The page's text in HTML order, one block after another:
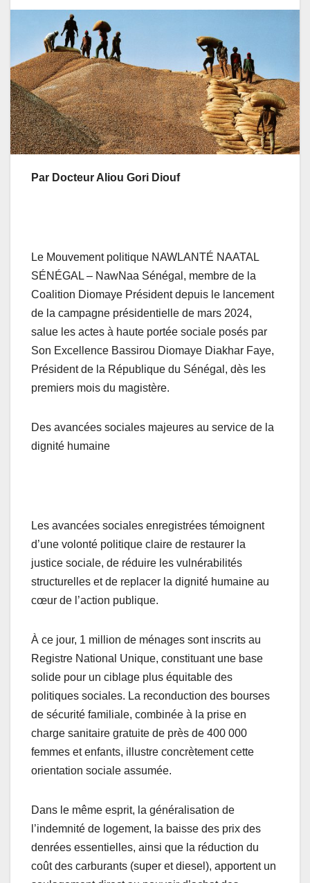
Par Docteur Aliou Gori Diouf
Le Mouvement politique NAWLANTÉ NAATAL
SÉNÉGAL – NawNaa Sénégal, membre de la
Coalition Diomaye Président depuis le lancement
de la campagne présidentielle de mars 2024,
salue les actes à haute portée sociale posés par
Son Excellence Bassirou Diomaye Diakhar Faye,
Président de la République du Sénégal, dès les
premiers mois du magistère.
Des avancées sociales majeures au service de la
dignité humaine
Les avancées sociales enregistrées témoignent
d’une volonté politique claire de restaurer la
justice sociale, de réduire les vulnérabilités
structurelles et de replacer la dignité humaine au
cœur de l’action publique.
À ce jour, 1 million de ménages sont inscrits au
Registre National Unique, constituant une base
solide pour un ciblage plus équitable des
politiques sociales. La reconduction des bourses
de sécurité familiale, combinée à la prise en
charge sanitaire gratuite de près de 400 000
femmes et enfants, illustre concrètement cette
orientation sociale assumée.
Dans le même esprit, la généralisation de
l’indemnité de logement, la baisse des prix des
denrées essentielles, ainsi que la réduction du
coût des carburants (super et diesel), apportent un